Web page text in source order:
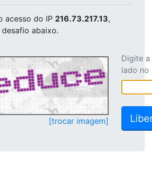
acesso do IP 216.73.217.13,
abaixo.
[trocar imagem]
Digite
lado no